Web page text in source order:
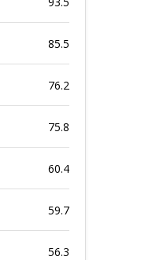
85.5
76.2
75.8
60.4
59.7
56.3